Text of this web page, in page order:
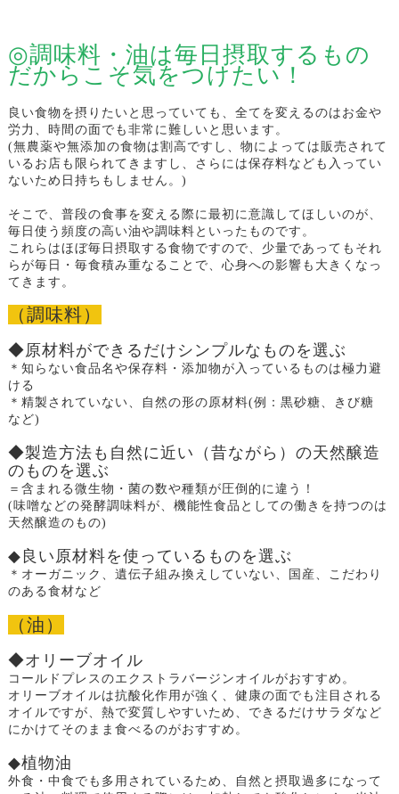
◎調味料・油は毎日摂取するもの
だからこそ気をつけたい！
良い食物を摂りたいと思っていても、全てを変えるのはお金や
労力、時間の面でも非常に難しいと思います。
(無農薬や無添加の食物は割高ですし、物によっては販売されて
いるお店も限られてきますし、さらには保存料なども入ってい
ないため日持ちもしません。)
そこで、普段の食事を変える際に最初に意識してほしいのが、
毎日使う頻度の高い油や調味料といったものです。
これらはほぼ毎日摂取する食物ですので、少量であってもそれ
らが毎日・毎食積み重なることで、心身への影響も大きくなっ
てきます。
（調味料）
◆原材料ができるだけシンプルなものを選ぶ
＊知らない食品名や保存料・添加物が入っているものは極力避
ける
＊精製されていない、自然の形の原材料(例：黒砂糖、きび糖
など)
◆製造方法も自然に近い（昔ながら）の天然醸造
のものを選ぶ
＝含まれる微生物・菌の数や種類が圧倒的に違う！
(味噌などの発酵調味料が、機能性食品としての働きを持つのは
天然醸造のもの)
◆良い原材料を使っているものを選ぶ
＊オーガニック、遺伝子組み換えしていない、国産、こだわり
のある食材など
（油）
◆オリーブオイル
コールドプレスのエクストラバージンオイルがおすすめ。
オリーブオイルは抗酸化作用が強く、健康の面でも注目される
オイルですが、熱で変質しやすいため、できるだけサラダなど
にかけてそのまま食べるのがおすすめ。
◆植物油
外食・中食でも多用されているため、自然と摂取過多になって